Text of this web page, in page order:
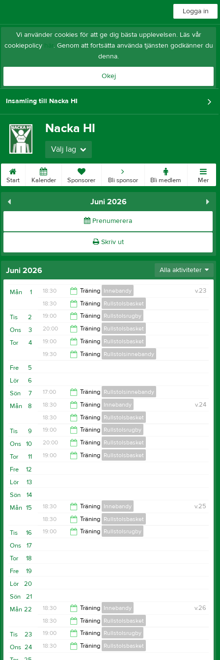
Logga in
Vi använder cookies för att ge dig bästa upplevelsen. Läs vår
cookiepolicy här. Genom att fortsätta använda tjänsten godkänner du
denna.
Okej
Insamling till Nacka HI
Nacka HI
Välj lag
Start Kalender Sponsorer Bli sponsor Bli medlem Mer
Juni 2026
Prenumerera
Skriv ut
Juni 2026 Alla aktiviteter
1
Mån v.23
18:30 Träning Innebandy
19:30
18:30 Träning Rullstolsbasket
20:00
2
Tis 19:00 Träning Rullstolsrugby
20:30
3
Ons 20:00 Träning Rullstolsbasket
21:30
4
Tor 19:00 Träning Rullstolsbasket
19:30 Träning Rullstolsinnebandy
5
Fre
6
Lör
7
Sön 17:00 Träning Rullstolsinnebandy
19:00
8
Mån v.24
18:30 Träning Innebandy
19:30
18:30 Träning Rullstolsbasket
20:00
9
Tis 19:00 Träning Rullstolsrugby
20:30
10
Ons 20:00 Träning Rullstolsbasket
11
Tor 19:00 Träning Rullstolsbasket
12
Fre
13
Lör
14
Sön
15
Mån v.25
18:30 Träning Innebandy
19:30
18:30 Träning Rullstolsbasket
16
Tis 19:00 Träning Rullstolsrugby
17
Ons
18
Tor
19
Fre
20
Lör
21
Sön
22
Mån v.26
18:30 Träning Innebandy
19:30
18:30 Träning Rullstolsbasket
20:30
23
Tis 19:00 Träning Rullstolsrugby
24
Ons 18:30 Träning Rullstolsbasket